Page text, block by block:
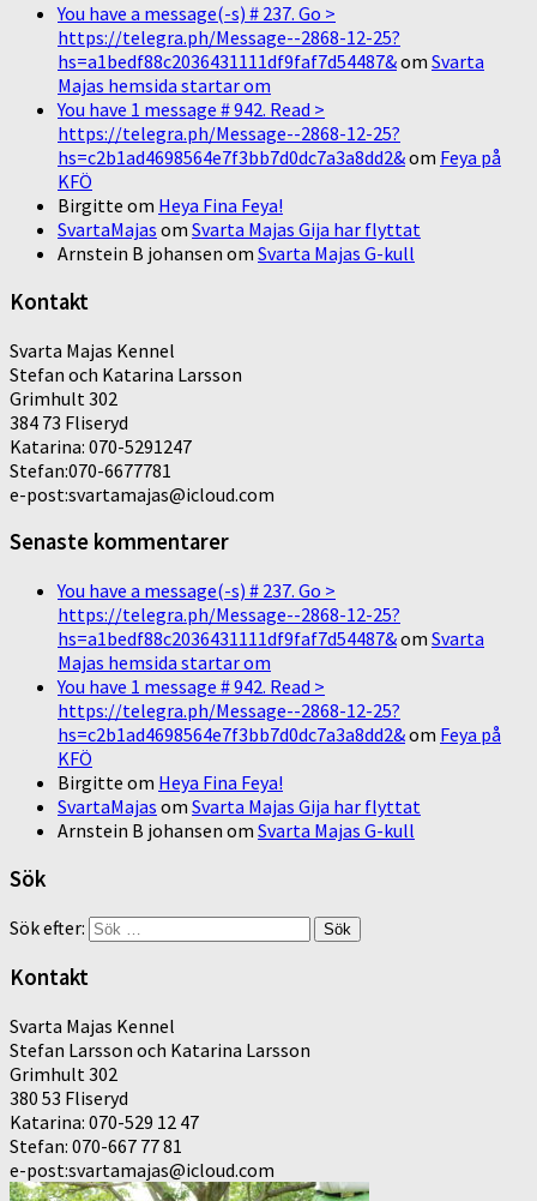
You have a message(-s) # 237. Go >
https://telegra.ph/Message--2868-12-25?
hs=a1bedf88c2036431111df9faf7d54487&om Svarta
Majas hemsida startar om
You have 1 message # 942. Read >
https://telegra.ph/Message--2868-12-25?
hs=c2b1ad4698564e7f3bb7d0dc7a3a8dd2&om Feya på
KFÖ
Birgitte om Heya Fina Feya!
SvartaMajas om Svarta Majas Gija har flyttat
Arnstein B johansen om Svarta Majas G-kull
Kontakt
Svarta Majas Kennel
Stefan och Katarina Larsson
Grimhult 302
384 73 Fliseryd
Katarina: 070-5291247
Stefan:070-6677781
e-post:svartamajas@icloud.com
Senaste kommentarer
You have a message(-s) # 237. Go >
https://telegra.ph/Message--2868-12-25?
hs=a1bedf88c2036431111df9faf7d54487&om Svarta
Majas hemsida startar om
You have 1 message # 942. Read >
https://telegra.ph/Message--2868-12-25?
hs=c2b1ad4698564e7f3bb7d0dc7a3a8dd2&om Feya på
KFÖ
Birgitte om Heya Fina Feya!
SvartaMajas om Svarta Majas Gija har flyttat
Arnstein B johansen om Svarta Majas G-kull
Sök
Sök efter:
Kontakt
Svarta Majas Kennel
Stefan Larsson och Katarina Larsson
Grimhult 302
380 53 Fliseryd
Katarina: 070-529 12 47
Stefan: 070-667 77 81
e-post:svartamajas@icloud.com